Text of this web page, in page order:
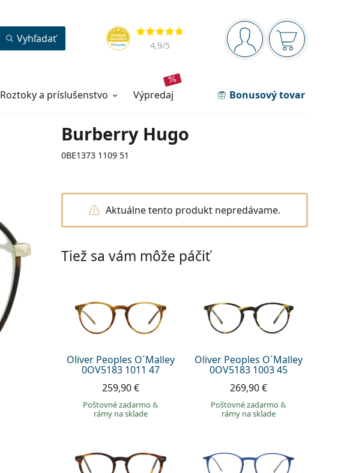
Navigačný panel
ste prihláseníNákupný
Hodnotenia
4,9/5
Vyhľadať
Roztoky a príslušenstvo výpredaj Bonusový tovar
Burberry Hugo
0BE1373 1109 51
Aktuálne tento produkt nepredávame.
Tiež sa vám môže páčiť
Oliver Peoples O´Malley
0OV5183 1011 47
259,90 €
Poštovné zadarmo&
rámy na sklade
Oliver Peoples O´Malley
0OV5183 1003 45
269,90 €
Poštovné zadarmo&
rámy na sklade